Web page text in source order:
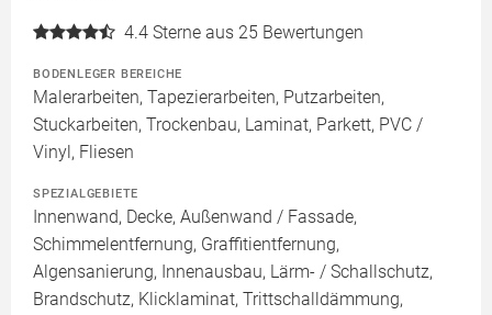
4.4 Sterne aus 25 Bewertungen
BODENLEGER BEREICHE
Malerarbeiten, Tapezierarbeiten, Putzarbeiten,
Stuckarbeiten, Trockenbau, Laminat, Parkett, PVC /
Vinyl, Fliesen
SPEZIALGEBIETE
Innenwand, Decke, Außenwand / Fassade,
Schimmelentfernung, Graffitientfernung,
Algensanierung, Innenausbau, Lärm- / Schallschutz,
Brandschutz, Klicklaminat, Trittschalldämmung,